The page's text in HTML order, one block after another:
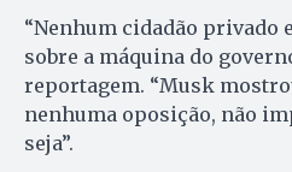
“Nenhum cidadão privado
sobre a máquina do
reportagem. “Musk
nenhuma oposição, não
seja”.